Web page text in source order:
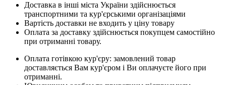
Доставка в інші міста України здійснюється
транспортними та кур'єрськими організаціями
Вартість доставки не входить у ціну товару
Оплата за доставку здійснюється покупцем самостійно
при отриманні товару.
Оплата готівкою кур'єру: замовлений товар
доставляється Вам кур'єром і Ви оплачуєте його при
отриманні.